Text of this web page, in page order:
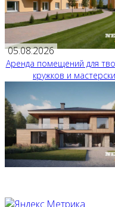
05.08.2026
Аренда помещений для
кружков и